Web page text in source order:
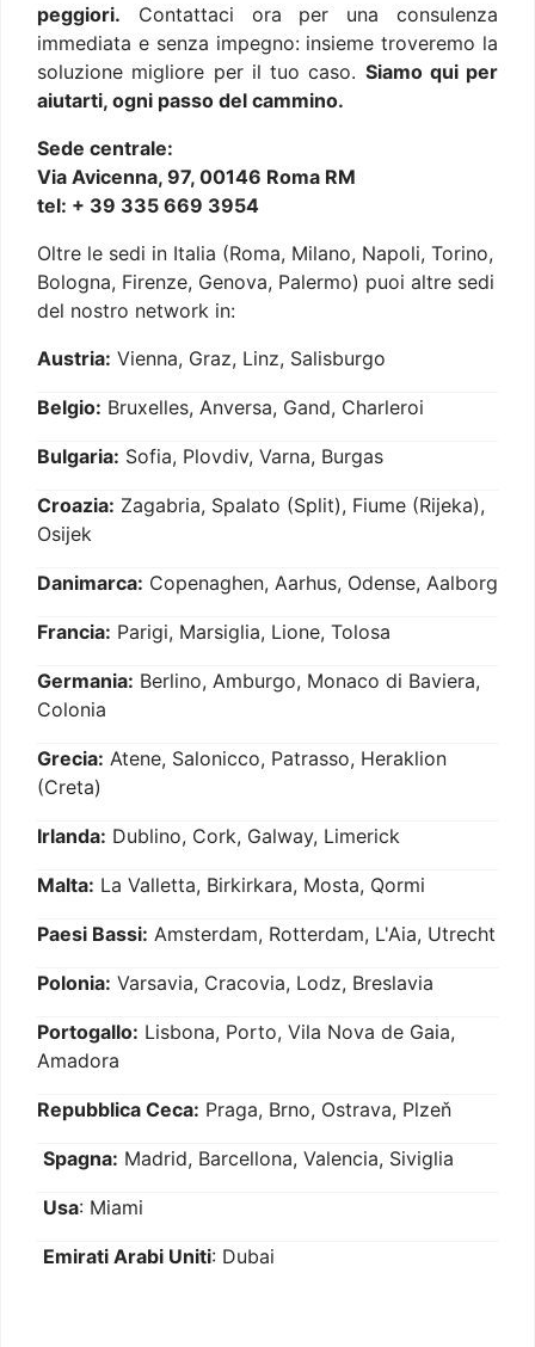
peggiori. Contattaci ora per una consulenza
immediata e senza impegno: insieme troveremo la
soluzione migliore per il tuo caso. Siamo qui per
aiutarti, ogni passo del cammino.
Sede centrale:
Via Avicenna, 97, 00146 Roma RM
tel: + 39 335 669 3954
Oltre le sedi in Italia (Roma, Milano, Napoli, Torino,
Bologna, Firenze, Genova, Palermo) puoi altre sedi
del nostro network in:
Austria: Vienna, Graz, Linz, Salisburgo
Belgio: Bruxelles, Anversa, Gand, Charleroi
Bulgaria: Sofia, Plovdiv, Varna, Burgas
Croazia: Zagabria, Spalato (Split), Fiume (Rijeka),
Osijek
Danimarca: Copenaghen, Aarhus, Odense, Aalborg
Francia: Parigi, Marsiglia, Lione, Tolosa
Germania: Berlino, Amburgo, Monaco di Baviera,
Colonia
Grecia: Atene, Salonicco, Patrasso, Heraklion
(Creta)
Irlanda: Dublino, Cork, Galway, Limerick
Malta: La Valletta, Birkirkara, Mosta, Qormi
Paesi Bassi: Amsterdam, Rotterdam, L'Aia, Utrecht
Polonia: Varsavia, Cracovia, Lodz, Breslavia
Portogallo: Lisbona, Porto, Vila Nova de Gaia,
Amadora
Repubblica Ceca: Praga, Brno, Ostrava, Plzeň
Spagna: Madrid, Barcellona, Valencia, Siviglia
Usa: Miami
Emirati Arabi Uniti: Dubai